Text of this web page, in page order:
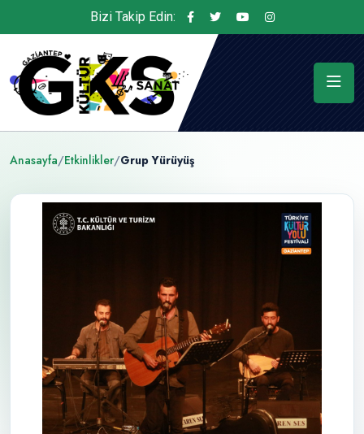
Bizi Takip Edin:
Anasayfa/Etkinlikler/Grup Yürüyüş